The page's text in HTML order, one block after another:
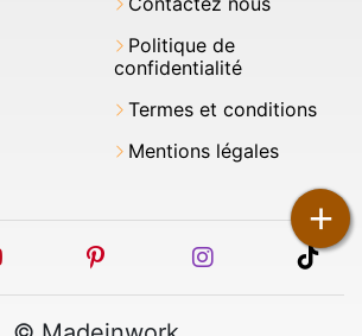
+
Politique de
confidentialité
Termes et conditions
Mentions légales
youtube pinterest instagram